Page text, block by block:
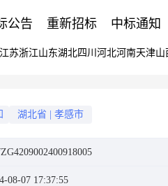
公告 重新招标 中标通知
江苏浙江山东湖北四川 河北河南天津山
湖北省 孝感市
08-07 17:37:55